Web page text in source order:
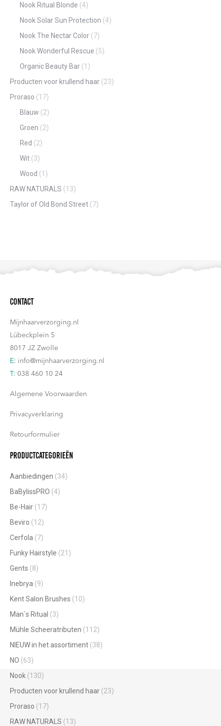
Nook Ritual Blonde (4)
Nook Solar Sun Protection (4)
Nook The Nectar Color (7)
Nook Wonderful Rescue (5)
Organic Beauty Bar (1)
Producten voor krullend haar (23)
Proraso (17)
Blauw (2)
Groen (2)
Red (2)
Wit (3)
Wood (1)
RAW NATURALS (13)
Taylor of Old Bond Street (7)
Contact
Mijnhaarverzorging.nl
Lübeckplein 5
8017 JZ Zwolle
E: info@mijnhaarverzorging.nl
T: 038 460 10 24
Algemene Voorwaarden
Privacyverklaring
Retourformulier
Productcategorieën
Aanbiedingen (34)
BaBylissPRO (4)
Be-Hair (17)
Beviro (12)
Cerfola (7)
Funky Hairstyle (21)
Gents (8)
Inebrya (9)
Kent Salon Brushes (10)
Man`s Ritual (3)
Mühle Scheeratributen (112)
NIEUW in het assortiment (38)
NO (63)
Nook (130)
Producten voor krullend haar (23)
Proraso (17)
RAW NATURALS (13)